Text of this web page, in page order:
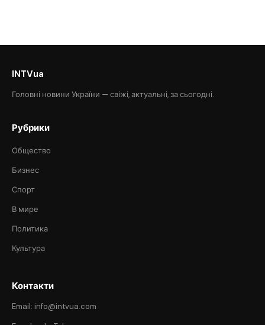
INTVua
Головні новини України — свіжі, актуальні, за сьогодні.
Рубрики
Общество
Бизнес
Спорт
В мире
Политика
Культура
Контакти
Email: info@intvua.com